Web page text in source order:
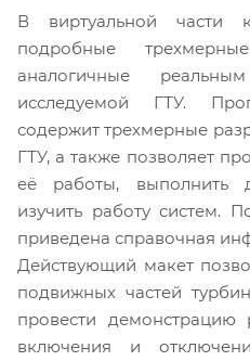
В виртуальной части
подробные
аналогичные
исследуемой ГТУ.
содержит трехмерные
ГТУ, а также позволяет
её работы, выполнить
изучить работу систем.
приведена справочная
Действующий макет
подвижных частей
провести
включения и